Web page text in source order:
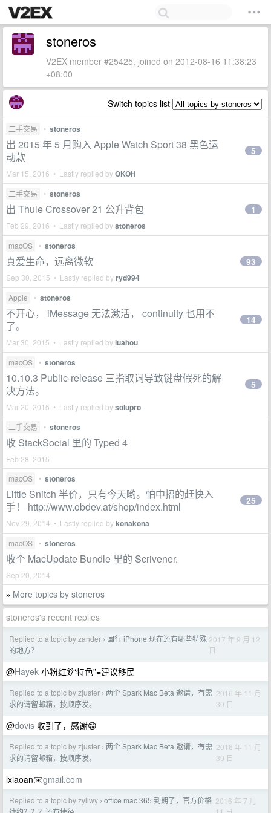
stoneros
V2EX member #25425, joined on 2012-08-16 11:38:23
+08:00
Switch topics list
二手交易 • stoneros
出 2015 年 5 月购入 Apple Watch Sport 38 黑色运
动款
Mar 15, 2016 • Lastly replied byOKOH
5
二手交易 • stoneros
出 Thule Crossover 21 公升背包
Feb 29, 2016 • Lastly replied bystoneros
1
macOS • stoneros
真爱生命，远离微软
Sep 30, 2015 • Lastly replied byryd994
93
Apple • stoneros
不开心， iMessage 无法激活， continuity 也用不
了。
Mar 30, 2015 • Lastly replied byluahou
14
macOS • stoneros
10.10.3 Public-release 三指取词导致键盘假死的解
决方法。
Mar 20, 2015 • Lastly replied bysolupro
5
二手交易 • stoneros
收 StackSocial 里的 Typed 4
Feb 28, 2015
macOS
• stoneros
Little Snitch 半价，只有今天哟。怕中招的赶快入
手！ http://www.obdev.at/shop/index.html
Nov 29, 2014 • Lastly replied bykonakona
25
macOS • stoneros
收个 MacUpdate Bundle 里的 Scrivener.
Sep 20, 2014
» More topics by stoneros
stoneros's recent replies
Replied to a topic by zander › 国行 iPhone 现在还有哪些特殊
的地方？
2017 年 9 月 12
日
@Hayek 小粉红👂“特色”=建议移民
Replied to a topic by zjuster › 两个 Spark Mac Beta 邀请，有需
求的请留邮箱，按顺序发。
2016 年 11 月
30 日
@dovis 收到了，感谢😁
Replied to a topic by zjuster › 两个 Spark Mac Beta 邀请，有需
求的请留邮箱，按顺序发。
2016 年 11 月
30 日
lxiaoan✉️gmail.com
Replied to a topic by zyllwy › office mac 365 到期了，官方价格 2016 年 7 月